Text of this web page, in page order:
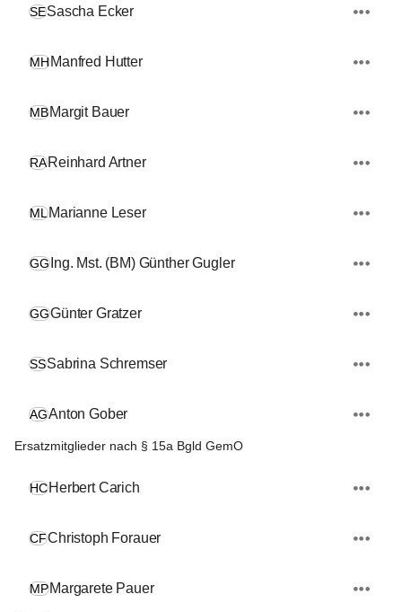
SESascha Ecker
MHManfred Hutter
MBMargit Bauer
RAReinhard Artner
MLMarianne Leser
GG Ing. Mst. (BM) Günther Gugler
GGGünter Gratzer
SSSabrina Schremser
AGAnton Gober
Ersatzmitglieder nach § 15a Bgld GemO
HCHerbert Carich
CFChristoph Forauer
MPMargarete Pauer